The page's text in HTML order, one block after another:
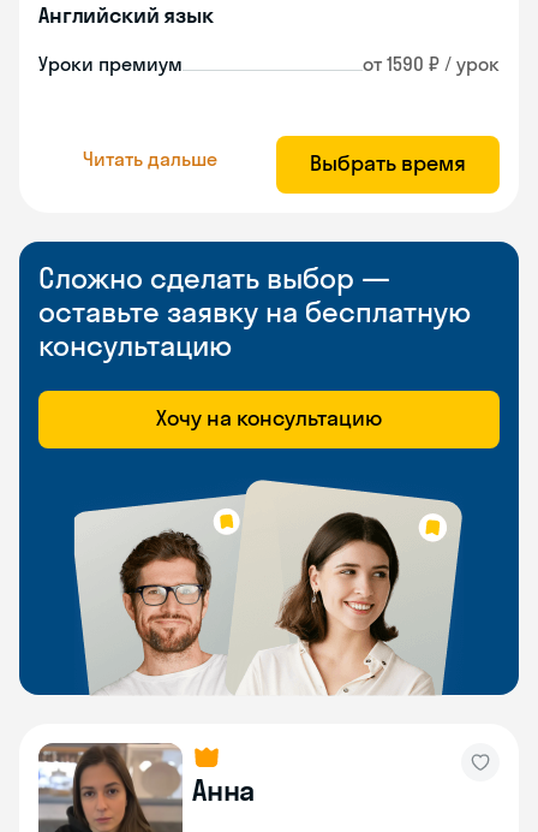
Английский язык
Уроки премиум от 1590 ₽ / урок
Читать дальше Выбрать время
Сложно сделать выбор —
оставьте заявку на бесплатную
консультацию
Хочу на консультацию
Анна